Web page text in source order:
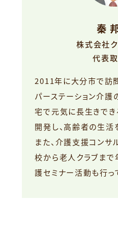
秦
株式会社
代表
2011年に大分市で訪
パーステーション介護
宅で元気に長生きで
開発し、高齢者の生活
また、介護支援コンサ
校から老人クラブま
護セミナー活動も行っ